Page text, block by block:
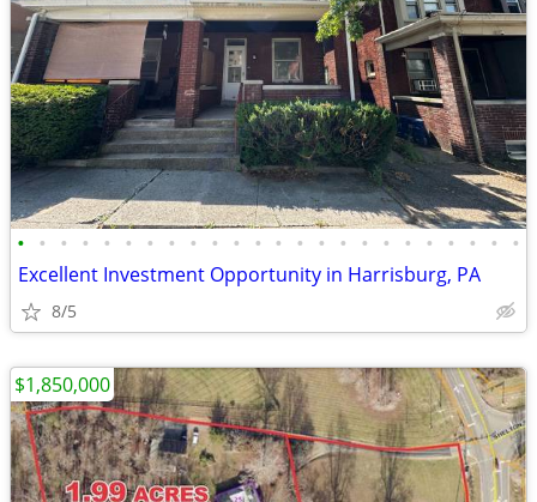
• • • • • • • • • • • • • • • • • • • • • • • •
Excellent Investment Opportunity in Harrisburg, PA
8/5
$1,850,000